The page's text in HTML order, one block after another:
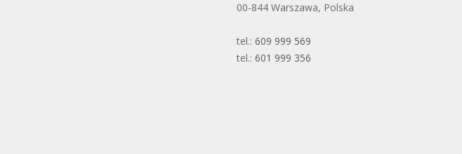
00-844 Warszawa, Polska
tel.: 609 999 569
tel.: 601 999 356